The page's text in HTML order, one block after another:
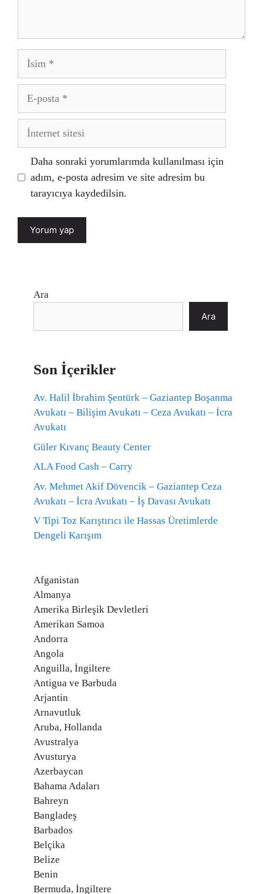
İsim
posta
İnternet
Daha sonraki yorumlarımda kullanılması için
adım, e-posta adresim ve site adresim bu
tarayıcıya kaydedilsin.
Ara
Ara
Son İçerikler
Av. Halil İbrahim Şentürk – Gaziantep Boşanma
Avukatı – Bilişim Avukatı – Ceza Avukatı – İcra
Avukatı
Güler Kıvanç Beauty Center
ALA Food Cash – Carry
Av. Mehmet Akif Dövencik – Gaziantep Ceza
Avukatı – İcra Avukatı – İş Davası Avukatı
V Tipi Toz Karıştırıcı ile Hassas Üretimlerde
Dengeli Karışım
Afganistan
Almanya
Amerika Birleşik Devletleri
Amerikan Samoa
Andorra
Angola
Anguilla, İngiltere
Antigua ve Barbuda
Arjantin
Arnavutluk
Aruba, Hollanda
Avustralya
Avusturya
Azerbaycan
Bahama Adaları
Bahreyn
Bangladeş
Barbados
Belçika
Belize
Benin
Bermuda, İngiltere